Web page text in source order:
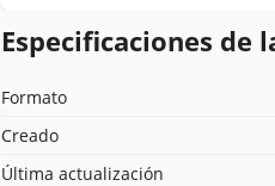
Especificaciones de
Formato
Creado
Última actualización